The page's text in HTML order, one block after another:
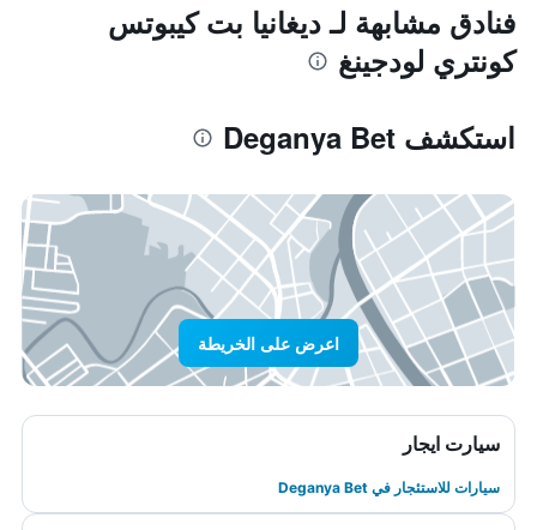
فنادق مشابهة لـ ديغانيا بت كيبوتس
كونتري لودجينغ
استكشف Deganya Bet
اعرض على الخريطة
سيارت ايجار
سيارات للاستئجار في Deganya Bet